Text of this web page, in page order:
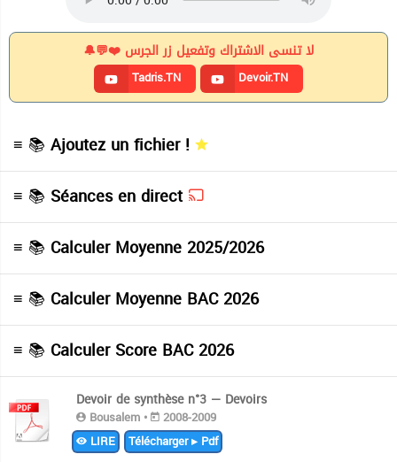
لا تنسى الاشتراك وتفعيل زر الجرس ❤️💬🔔
Tadris.TN Devoir.TN
≡ 📚 Ajoutez un fichier !
≡ 📚 Séances en direct
≡ 📚 Calculer Moyenne 2025/2026
≡ 📚 Calculer Moyenne BAC 2026
≡ 📚 Calculer Score BAC 2026
Devoir de synthèse n°3 — Devoirs
Bousalem •
2008-2009
LIRE Télécharger ▸ Pdf